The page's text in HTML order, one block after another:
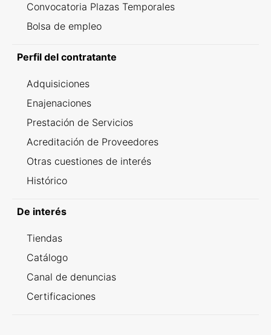
Convocatoria Plazas Temporales
Bolsa de empleo
Perfil del contratante
Adquisiciones
Enajenaciones
Prestación de Servicios
Acreditación de Proveedores
Otras cuestiones de interés
Histórico
De interés
Tiendas
Catálogo
Canal de denuncias
Certificaciones